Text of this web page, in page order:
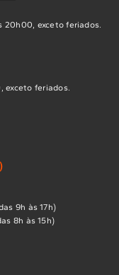
20h00, exceto feriados.
exceto feriados.
9h às 17h)
8h às 15h)